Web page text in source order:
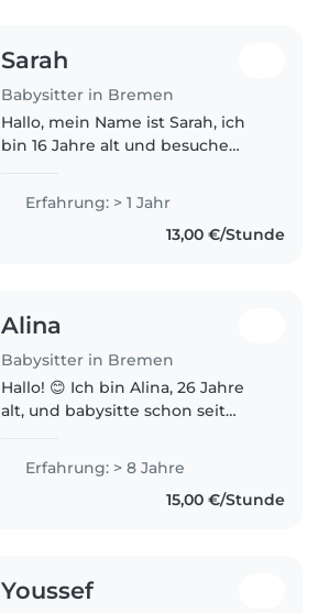
Sarah
Babysitter in Bremen
Hallo, mein Name ist Sarah, ich
bin 16 Jahre alt und besuche
mein Abitur mache. Neben der
Schule möchte ich mir gerne
etwas dazuverdienen und biete
Erfahrung: > 1 Jahr
13,00 €/Stunde
Alina
Babysitter in Bremen
Hallo! 😊 Ich bin Alina, 26 Jahre
alt, und babysitte schon seit
Mensch und liebe es, mit
Kindern zu basteln, zu malen..
Erfahrung: > 8 Jahre
15,00 €/Stunde
Youssef